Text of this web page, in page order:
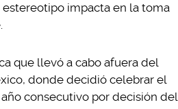
impacta en la toma
que llevó a cabo afuera del
donde decidió celebrar el
consecutivo por decisión del